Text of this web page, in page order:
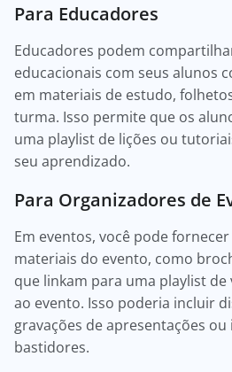
Para Educadores
Educadores podem
educacionais com seus alunos
em materiais de estudo,
turma. Isso permite que os
uma playlist de lições ou
seu aprendizado.
Para Organizadores de
Em eventos, você pode
materiais do evento, como
que linkam para uma playlist
ao evento. Isso poderia incluir
gravações de apresentações ou
bastidores.